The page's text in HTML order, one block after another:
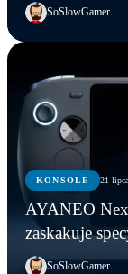
SoSlowGamer
KONSOLE 21
AYANEO
zaskakuje
SoSlowGamer
KONSOLE
Marvel’s
wynika z
KONSOLE
PS6: nowe
możliwa data
KONSOLE
AYANEO
zaskakuje